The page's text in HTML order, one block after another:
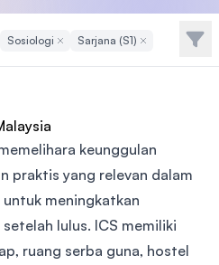
Filter
Sosiologi Remove Filter
Sarjana (S1) Remove FilterFilter
keunggulan
praktis yang relevan dalam
meningkatkan
lulus. ICS memiliki
ruang serba guna, hostel